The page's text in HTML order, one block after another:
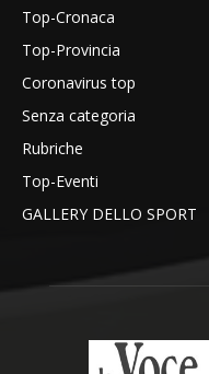
Top-Cronaca
Top-Provincia
Coronavirus top
Senza categoria
Rubriche
Top-Eventi
GALLERY DELLO SPORT